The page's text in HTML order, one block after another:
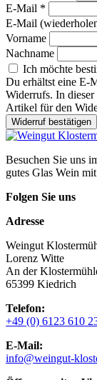
E-Mail *
E-Mail
Vorname
Nachname
Ich möchte
Du erhältst eine E-
Widerrufs. In
Artikel für den
Widerruf bestätigen
Besuchen Sie uns
gutes Glas Wein
Folgen Sie uns
Adresse
Weingut
Lorenz Witte
An der
65399 Kiedrich
Telefon:
+49 (0) 6123 610
E-Mail:
info@weingut-